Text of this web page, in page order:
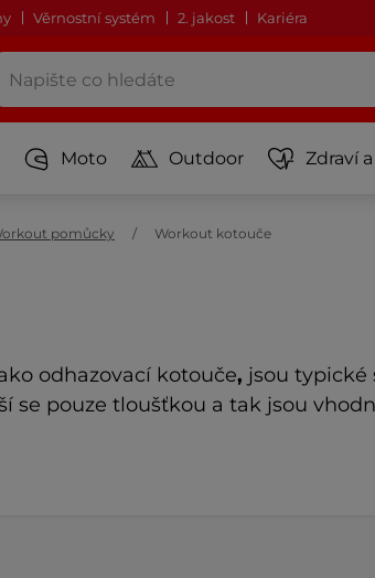
Věrnostní systém 2. jakost Kariéra
Moto Outdoor Zdraví
odhazovací kotouče, jsou typické
se pouze tloušťkou a tak jsou
pomůcky Workout kotouče